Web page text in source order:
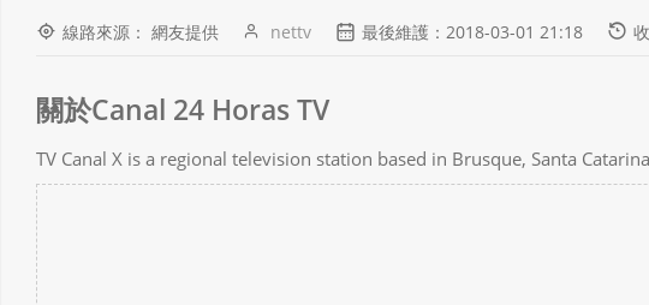
線路來源： 網友提供 nettv 最後維護：2018-03-01 21:18
關於Canal 24 Horas TV
TV Canal X is a regional television station based in Brusque, Santa